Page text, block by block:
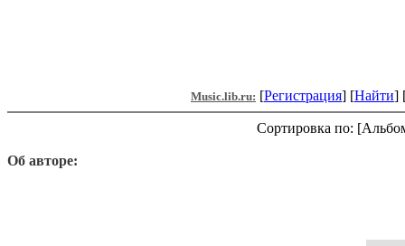
Music.lib.ru: [Регистрация] [Найти]
Сортировка по:
Об авторе: